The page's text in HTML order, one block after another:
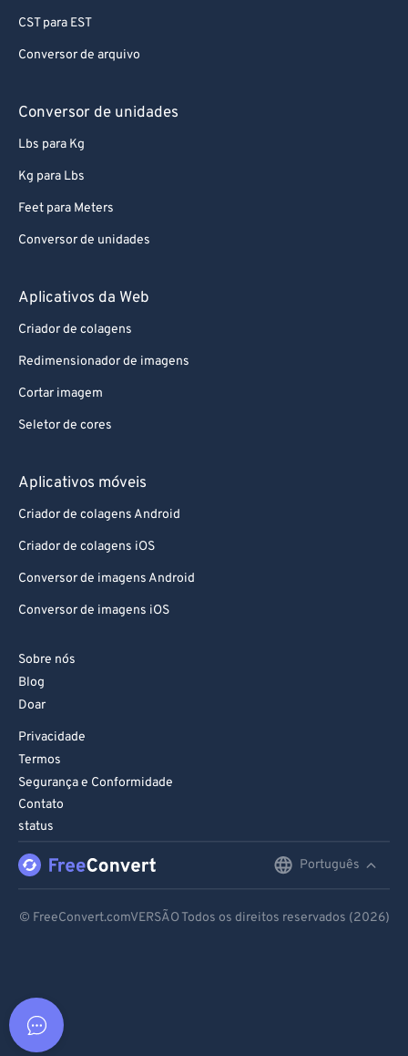
CST para EST
Conversor de arquivo
Conversor de unidades
Lbs para Kg
Kg para Lbs
Feet para Meters
Conversor de unidades
Aplicativos da Web
Criador de colagens
Redimensionador de imagens
Cortar imagem
Seletor de cores
Aplicativos móveis
Criador de colagens Android
Criador de colagens iOS
Conversor de imagens Android
Conversor de imagens iOS
Sobre nós
Blog
Doar
Privacidade
Termos
Segurança e Conformidade
Contato
status
Português
© FreeConvert.comVERSÃO Todos os direitos reservados (2026)